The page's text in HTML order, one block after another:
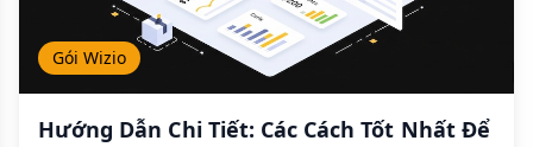
Gói Wizio
Hướng Dẫn Chi Tiết: Các Cách Tốt Nhất Để